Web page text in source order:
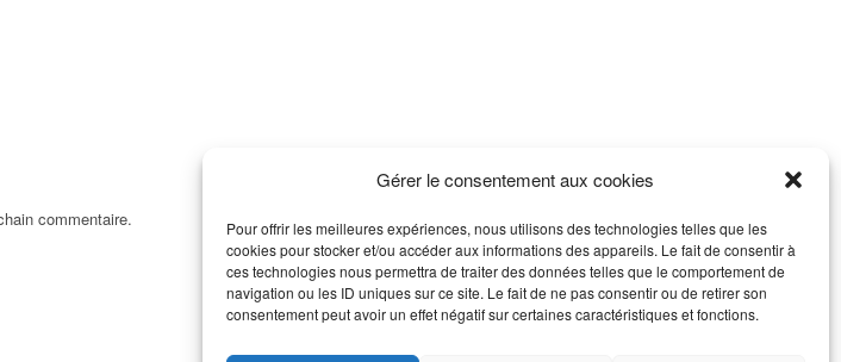
Gérer le consentement aux cookies
Pour offrir les meilleures expériences, nous utilisons des technologies telles que les
cookies pour stocker et/ou accéder aux informations des appareils. Le fait de consentir à
ces technologies nous permettra de traiter des données telles que le comportement de
navigation ou les ID uniques sur ce site. Le fait de ne pas consentir ou de retirer son
consentement peut avoir un effet négatif sur certaines caractéristiques et fonctions.
commentaire.